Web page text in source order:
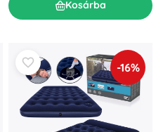
Kosárba
-16%